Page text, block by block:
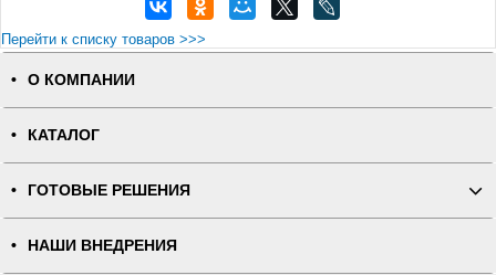
Перейти к списку товаров >>>
О КОМПАНИИ
КАТАЛОГ
ГОТОВЫЕ РЕШЕНИЯ
НАШИ ВНЕДРЕНИЯ